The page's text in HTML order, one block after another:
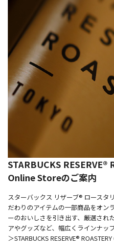
STARBUCKS RESERVE®
Online Storeのご案内
スターバックス リザーブ® ロースタ
だわりのアイテムの一部商品をオン
ーのおいしさを引き出す、厳選され
アやグッズなど、幅広くラインナッ
＞STARBUCKS RESERVE®